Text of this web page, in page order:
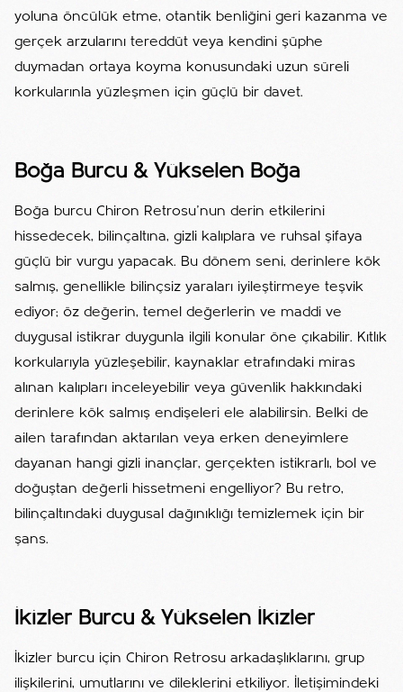
yoluna öncülük etme, otantik benliğini geri kazanma ve
gerçek arzularını tereddüt veya kendini şüphe
duymadan ortaya koyma konusundaki uzun süreli
korkularınla yüzleşmen için güçlü bir davet.
Boğa Burcu & Yükselen Boğa
Boğa burcu Chiron Retrosu'nun derin etkilerini
hissedecek, bilinçaltına, gizli kalıplara ve ruhsal şifaya
güçlü bir vurgu yapacak. Bu dönem seni, derinlere kök
salmış, genellikle bilinçsiz yaraları iyileştirmeye teşvik
ediyor; öz değerin, temel değerlerin ve maddi ve
duygusal istikrar duygunla ilgili konular öne çıkabilir. Kıtlık
korkularıyla yüzleşebilir, kaynaklar etrafındaki miras
alınan kalıpları inceleyebilir veya güvenlik hakkındaki
derinlere kök salmış endişeleri ele alabilirsin. Belki de
ailen tarafından aktarılan veya erken deneyimlere
dayanan hangi gizli inançlar, gerçekten istikrarlı, bol ve
doğuştan değerli hissetmeni engelliyor? Bu retro,
bilinçaltındaki duygusal dağınıklığı temizlemek için bir
şans.
İkizler Burcu & Yükselen İkizler
İkizler burcu için Chiron Retrosu arkadaşlıklarını, grup
ilişkilerini, umutlarını ve dileklerini etkiliyor. İletişimindeki